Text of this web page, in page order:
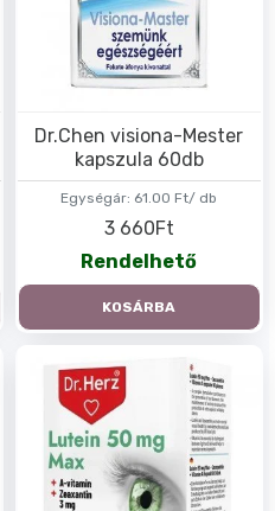
Egységár: 61.00 Ft/ db
Dr.Chen visiona-Mester
kapszula 60db
3 660Ft
Rendelhető
KOSÁRBA